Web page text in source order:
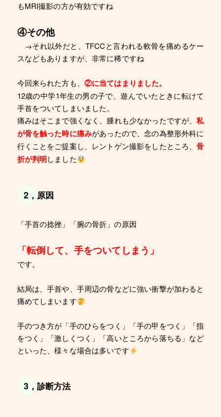
もMRI撮影の方が有効ですね
④その他
→それ以外だと、TFCCと言われる軟骨を痛めるケー
スなどもありますが、非常に稀ですね
今回来られた方も、 ②に当てはまりました。
12歳の中学1年生の男の子で、遊んでいたときに転けて
手首をついてしまいました。
痛みはそこまで強くなく、腫れも少なかったですが、私
が骨を触った時に痛みがあったので、念の為整形外科に
行くことをご提案し、レントゲン撮影をしたところ、骨
折が判明しました
2，原因
「手首の捻挫」「腕の骨折」の原因
「転倒して、手をついてしまう」
です。
結局は、手首や、手周辺の骨などに強い衝撃が加わると
痛めてしまいます
手のつき方が「手のひらをつく」「手の甲をつく」「指
をつく」「激しくつく」「高いところから落ちる」など
といった、様々な場合は多いです
3，診断方法